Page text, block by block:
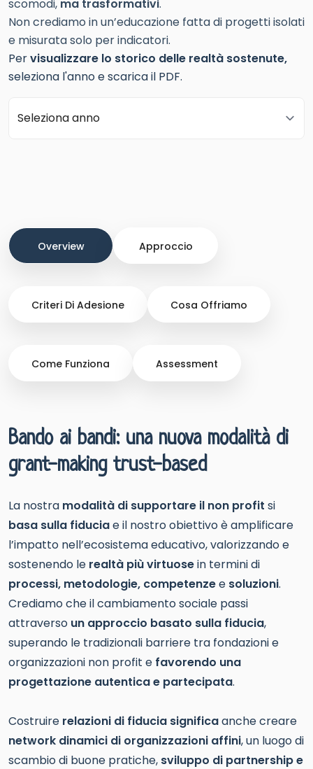
scomodi, ma trasformativi.
Non crediamo in un’educazione fatta di progetti isolati
e misurata solo per indicatori.
Pervisualizzare lo storico delle realtà sostenute,
seleziona l'anno e scarica il PDF.
Overview Approccio
Criteri Di Adesione Cosa Offriamo
Come Funziona Assessment
Bando ai bandi: una nuova modalità di
grant-making trust-based
La nostra modalità di supportare il non profit si
basa sulla fiduciae il nostro obiettivo è amplificare
l’impatto nell’ecosistema educativo, valorizzando e
sostenendo le realtà più virtuosein termini di
processi, metodologie, competenzee soluzioni.
Crediamo che il cambiamento sociale passi
attraverso un approccio basato sulla fiducia,
superando le tradizionali barriere tra fondazioni e
organizzazioni non profit e favorendo una
progettazione autentica e partecipata.
Costruire relazioni di fiducia significaanche creare
network dinamici di organizzazioni affini, un luogo di
scambio di buone pratiche, sviluppo di partnership e